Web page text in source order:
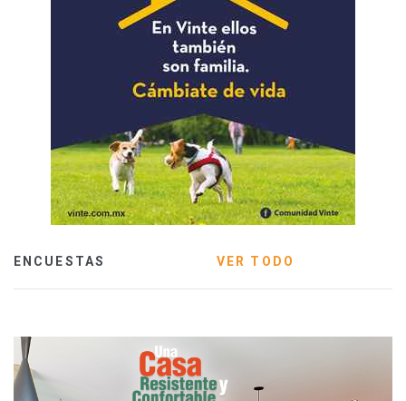
ENCUESTAS VER TODO